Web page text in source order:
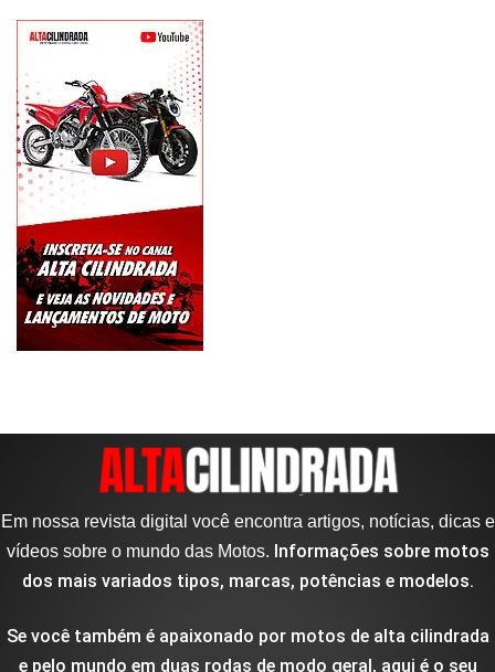
Em nossa revista digital você encontra artigos, notícias, dicas e
vídeos sobre o mundo das Motos. Informações sobre motos
dos mais variados tipos, marcas, potências e modelos.
Se você também é apaixonado por motos de alta cilindrada
e pelo mundo em duas rodas de modo geral, aqui é o seu